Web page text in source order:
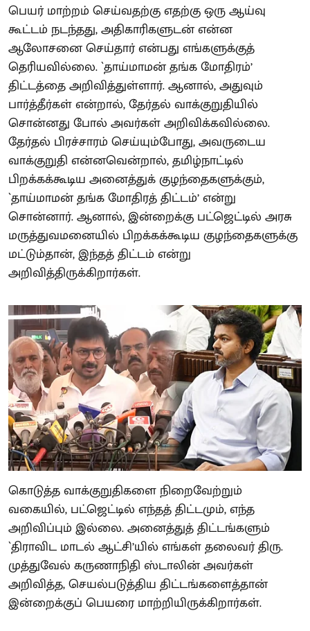
பெயர் மாற்றம் செய்வதற்கு எதற்கு ஒரு ஆய்வு
கூட்டம் நடந்தது, அதிகாரிகளுடன் என்ன
ஆலோசனை செய்தார் என்பது எங்களுக்குத்
தெரியவில்லை. `தாய்மாமன் தங்க மோதிரம்’
திட்டத்தை அறிவித்துள்ளார். ஆனால், அதுவும்
பார்த்தீர்கள் என்றால், தேர்தல் வாக்குறுதியில்
சொன்னது போல் அவர்கள் அறிவிக்கவில்லை.
தேர்தல் பிரச்சாரம் செய்யும்போது, அவருடைய
வாக்குறுதி என்னவென்றால், தமிழ்நாட்டில்
பிறக்கக்கூடிய அனைத்துக் குழந்தைகளுக்கும்,
`தாய்மாமன் தங்க மோதிரத் திட்டம்’ என்று
சொன்னார். ஆனால், இன்றைக்கு பட்ஜெட்டில் அரசு
மருத்துவமனையில் பிறக்கக்கூடிய குழந்தைகளுக்கு
மட்டும்தான், இந்தத் திட்டம் என்று
அறிவித்திருக்கிறார்கள்.
கொடுத்த வாக்குறுதிகளை நிறைவேற்றும்
வகையில், பட்ஜெட்டில் எந்தத் திட்டமும், எந்த
அறிவிப்பும் இல்லை. அனைத்துத் திட்டங்களும்
`திராவிட மாடல் ஆட்சி’யில் எங்கள் தலைவர் திரு.
முத்துவேல் கருணாநிதி ஸ்டாலின் அவர்கள்
அறிவித்த, செயல்படுத்திய திட்டங்களைத்தான்
இன்றைக்குப் பெயரை மாற்றியிருக்கிறார்கள்.